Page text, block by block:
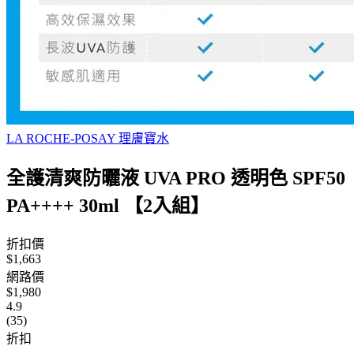
LA ROCHE-POSAY 理膚寶水
全護清爽防曬液 UVA PRO 透明色 SPF50
PA++++ 30ml 【2入組】
折扣價
$1,663
網路價
$1,980
4.9
(35)
折扣